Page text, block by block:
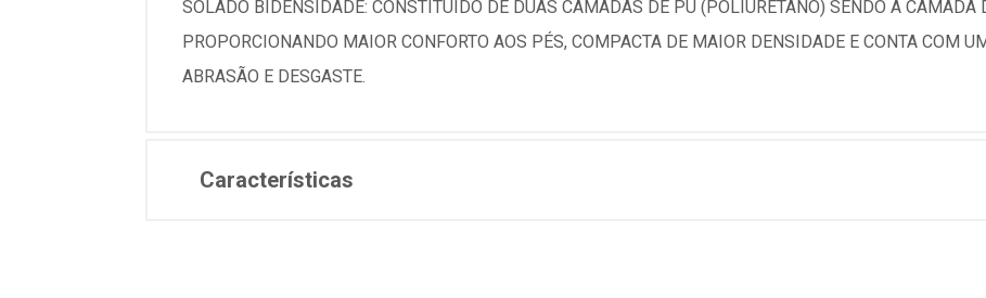
SOLADO BIDENSIDADE: CONSTITUÍDO DE DUAS CAMADAS DE PU (POLIURETANO) SENDO A
PROPORCIONANDO MAIOR CONFORTO AOS PÉS, COMPACTA DE MAIOR DENSIDADE E CONTA COM
ABRASÃO E DESGASTE.
Características